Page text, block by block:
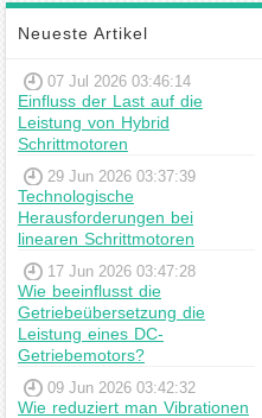
Neueste Artikel
07 Jul 2026 03:46:14
Einfluss der Last auf die
Leistung von Hybrid
Schrittmotoren
29 Jun 2026 03:37:39
Technologische
Herausforderungen bei
linearen Schrittmotoren
17 Jun 2026 03:47:28
Wie beeinflusst die
Getriebeübersetzung die
Leistung eines DC-
Getriebemotors?
09 Jun 2026 03:42:32
Wie reduziert man Vibrationen